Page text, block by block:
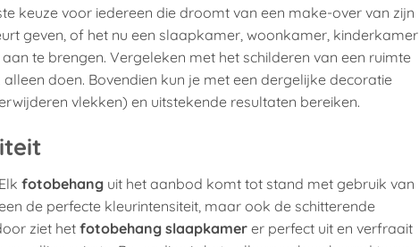
keuze voor iedereen die droomt van een make-over van zijn
geven, of het nu een slaapkamer, woonkamer, kinderkamer
te brengen. Vergeleken met het schilderen van een ruimte
doen. Bovendien kun je met een dergelijke decoratie
vlekken) en uitstekende resultaten bereiken.
fotobehang uit het aanbod komt tot stand met gebruik van
de perfecte kleurintensiteit, maar ook de schitterende
ziet het fotobehang slaapkamer er perfect uit en verfraait